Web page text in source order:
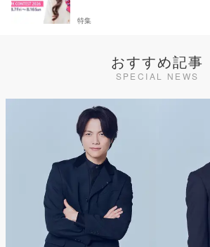
特集
おすすめ記事
SPECIAL NEWS